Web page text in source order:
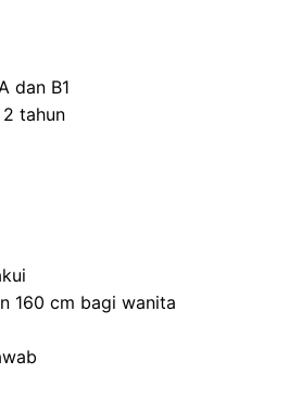
dan B1
tahun
160 cm bagi wanita